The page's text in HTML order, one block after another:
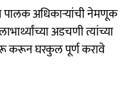
पालक अधिकाऱ्यांची नेमणूक
अडचणी त्यांच्या
करून घरकुल पूर्ण करावे